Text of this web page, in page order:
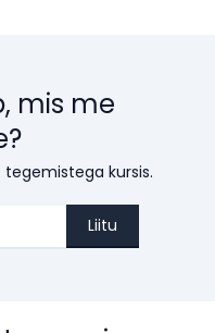
mis me
kursis.
Liitu